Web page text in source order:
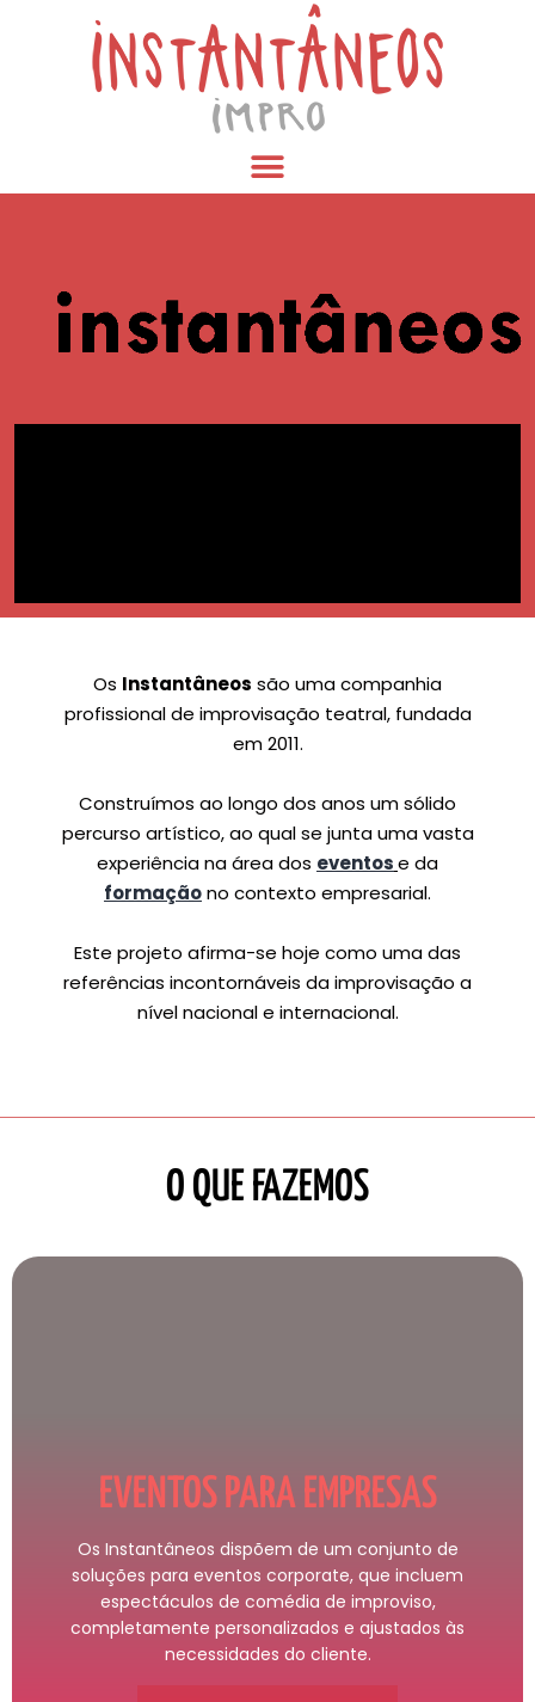
Os Instantâneos são uma companhia
profissional de improvisação teatral, fundada
em 2011.
Construímos ao longo dos anos um sólido
percurso artístico, ao qual se junta uma vasta
experiência na área dos eventose da
formaçãono contexto empresarial.
Este projeto afirma-se hoje como uma das
referências incontornáveis da improvisação a
nível nacional e internacional.
O QUE FAZEMOS
EVENTOS PARA EMPRESAS
Os Instantâneos dispõem de um conjunto de
soluções para eventos corporate, que incluem
espectáculos de comédia de improviso,
completamente personalizados e ajustados às
necessidades do cliente.